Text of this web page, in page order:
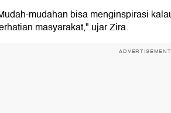
mudahan bisa menginspirasi
masyarakat," ujar Zira.
ADVERTISEMENT